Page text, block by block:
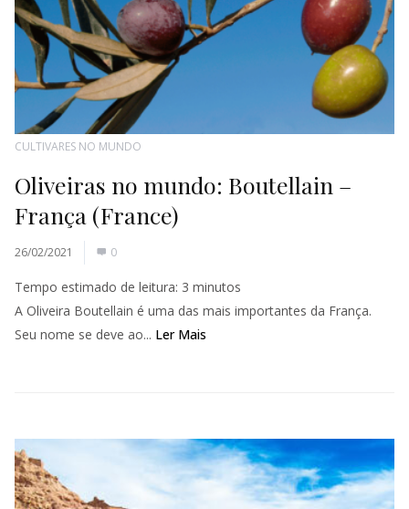
CULTIVARES NO MUNDO
Oliveiras no mundo: Boutellain –
França (France)
26/02/2021 0
Tempo estimado de leitura: 3 minutos
A Oliveira Boutellain é uma das mais importantes da França.
Seu nome se deve ao... Ler Mais